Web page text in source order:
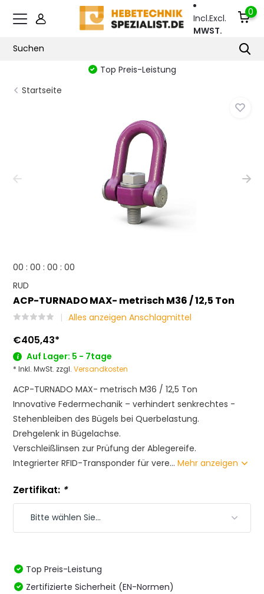
Incl.Excl.
MWST.
0
Top Preis-Leistung
Startseite
00 :00 :00 :00
RUD
ACP-TURNADO MAX- metrisch M36 / 12,5 Ton
Alles anzeigen Anschlagmittel
€405,43*
Auf Lager: 5 - 7tage
* Inkl. MwSt. zzgl.Versandkosten
ACP-TURNADO MAX- metrisch M36 / 12,5 Ton
Innovative Federmechanik – verhindert senkrechtes ­
Stehenbleiben des Bügels bei Querbelastung.
Drehgelenk in Bügelachse.
Verschleißlinsen zur Prüfung der Ablegereife.
Integrierter RFID-Transponder für vere...Mehr anzeigen
Zertifikat: *
Top Preis-Leistung
Zertifizierte Sicherheit (EN-Normen)